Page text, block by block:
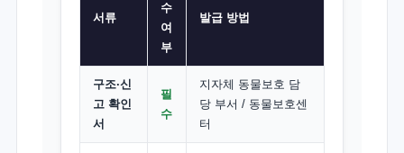
서류
수
여
부
발급 방법
구조·신
고 확인
서
필
수
지자체 동물보호 담
당 부서 / 동물보호센
터